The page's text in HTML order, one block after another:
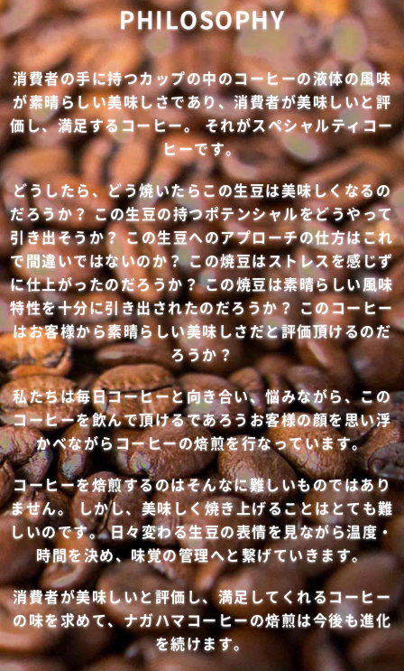
PHILOSOPHY
消費者の手に持つカップの中のコーヒーの液体の風味
が素晴らしい美味しさであり、消費者が美味しいと評
価し、満足するコーヒー。 それがスペシャルティコー
ヒーです。
どうしたら、どう焼いたらこの生豆は美味しくなるの
だろうか？ この生豆の持つポテンシャルをどうやって
引き出そうか？ この生豆へのアプローチの仕方はこれ
で間違いではないのか？ この焼豆はストレスを感じず
に仕上がったのだろうか？ この焼豆は素晴らしい風味
特性を十分に引き出されたのだろうか？ このコーヒー
はお客様から素晴らしい美味しさだと評価頂けるのだ
ろうか？
私たちは毎日コーヒーと向き合い、悩みながら、この
コーヒーを飲んで頂けるであろうお客様の顔を思い浮
かべながらコーヒーの焙煎を行なっています。
コーヒーを焙煎するのはそんなに難しいものではあり
ません。 しかし、美味しく焼き上げることはとても難
しいのです。 日々変わる生豆の表情を見ながら温度・
時間を決め、味覚の管理へと繋げていきます。
消費者が美味しいと評価し、満足してくれるコーヒー
の味を求めて、ナガハマコーヒーの焙煎は今後も進化
を続けます。